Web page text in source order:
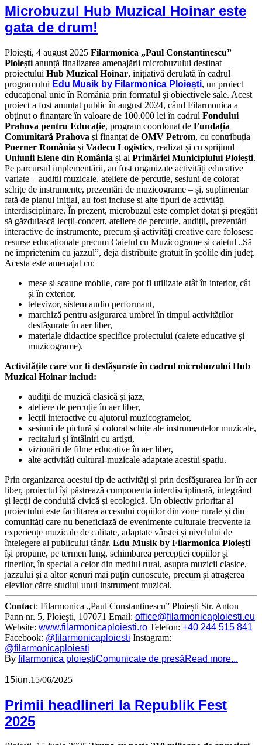
Microbuzul Hub Muzical Hoinar este
gata de drum!
Ploiești, 4 august 2025 Filarmonica „Paul Constantinescu”
Ploiești anunță finalizarea amenajării microbuzului destinat
proiectului Hub Muzical Hoinar, inițiativă derulată în cadrul
programului Edu Musik by Filarmonica Ploiești, un proiect
educațional unic în România prin formatul și obiectivele sale. Acest
proiect a fost anunțat public în august 2024, când Filarmonica a
obținut o finanțare în valoare de 100.000 lei în cadrul Fondului
Prahova pentru Educație, program coordonat de Fundația
Comunitară Prahova și finanțat de OMV Petrom, cu contribuția
Poerner România și Vadeco Logistics, realizat și cu sprijinul
Uniunii Elene din România și al Primăriei Municipiului Ploiești.
Pe parcursul implementării, au fost organizate activități educative
variate – audiții muzicale, ateliere de percuție, sesiuni de colorat
schițe de instrumente, prezentări de muzicograme – și, suplimentar
față de planul inițial, au fost incluse și alte tipuri de activități
interdisciplinare. În prezent, microbuzul este complet dotat și pregătit
să găzduiască lecții-concert, ateliere de percuție, audiții, prezentări
interactive de instrumente, precum și activități creative care folosesc
resurse educaționale precum Caietul cu Muzicograme și caietul „Să
ne împrietenim cu jazzul”, deja distribuite gratuit în școlile din județ.
Acesta este amenajat cu:
mese și scaune mobile, care pot fi utilizate atât în interior, cât
și în exterior,
televizor, sistem audio performant,
marchiză pentru asigurarea umbrei în timpul activităților
desfășurate în aer liber,
materiale didactice specifice proiectului (caiete educative și
muzicograme).
Activitățile care vor fi desfășurate în cadrul microbuzului Hub
Muzical Hoinar includ:
audiții de muzică clasică și jazz,
ateliere de percuție în aer liber,
lecții interactive cu ajutorul muzicogramelor,
sesiuni de pictură și colorat schițe ale instrumentelor muzicale,
recitaluri și întâlniri cu artiști,
vizionări de filme educative în aer liber,
alte activități cultural-muzicale adaptate acestui spațiu.
Prin organizarea acestui tip de activități și prin desfășurarea lor în aer
liber, proiectul își păstrează componenta interdisciplinară, integrând
și lecții de conduită civică și ecologică. Un obiectiv prioritar al
proiectului este facilitarea accesului copiilor din zone rurale și din
comunități care nu beneficiază de evenimente culturale frecvente la
experiențe muzicale de calitate, adaptate vârstei și nivelului de
înțelegere al publicului tânăr. Edu Musik by Filarmonica Ploiești
își propune, pe termen lung, schimbarea percepției copiilor și
tinerilor, în special a celor din mediul rural, asupra muzicii clasice,
jazzului și a altor genuri mai puțin cunoscute, precum și atragerea
elevilor către studiul unui instrument muzical.
Contact: Filarmonica „Paul Constantinescu” Ploiești Str. Anton
Pann nr. 5, Ploieşti, 107071 Email: office@filarmonicaploiesti.eu
Website: www.filarmonicaploiesti.ro Telefon: +40 244 515 841
Facebook: @filarmonicaploiesti Instagram:
@filarmonicaploiesti
By filarmonica ploieștiComunicate de presăRead more...
15iun.15/06/2025
Primii headlineri la Republik Fest
2025